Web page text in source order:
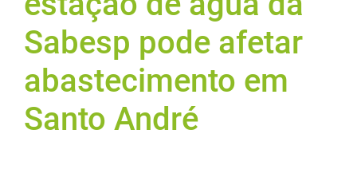
Sabesp pode afetar
abastecimento em
Santo André